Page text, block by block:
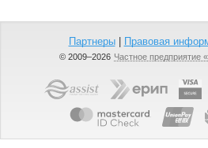
Партнеры| Правовая
© 2009–2026 Частное предприятие